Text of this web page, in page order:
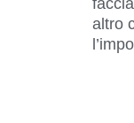
altro